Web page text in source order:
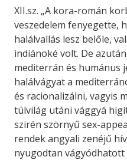
XII.sz. „A kora-román
veszedelem fenyegette,
halálvallás lesz belőle,
indiánoké volt. De
mediterrán és humánus
halálvágyat a
és racionalizálni, vagyis
túlvilág utáni vággyá
szirén szörnyű sex-
rendek angyali zenéjű
nyugodtan vágyódhatott